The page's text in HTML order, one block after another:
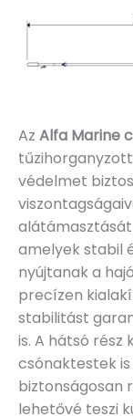
Az Alfa Marine
védelmet
amelyek stabil
nyújtanak a
precízen
stabilitást
is. A hátsó rész
csónaktestek
biztonságosan
lehetővé teszi